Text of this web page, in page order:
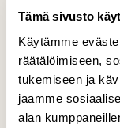
Tämä sivusto
Käytämme
räätälöimiseen,
tukemiseen ja
jaamme
alan